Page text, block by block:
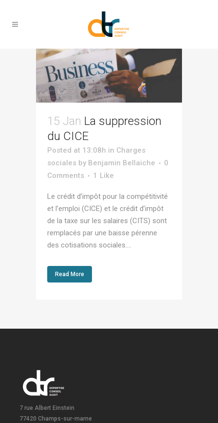
emploi Tag
15 Jan La suppression
du CICE
Posted at 13:08h in Charges
sociales by Benjamin Bellaiche
0
Comments
1 Like
Le crédit d’impôt pour la compétitivité
et l’emploi (CICE) et le crédit d’impôt
de la taxe sur les salaires (CITS) sont
remplacés par une baisse pérenne
des cotisations sociales....
Read More
7 rue Albert Einstein
77420 Champs-sur-marne